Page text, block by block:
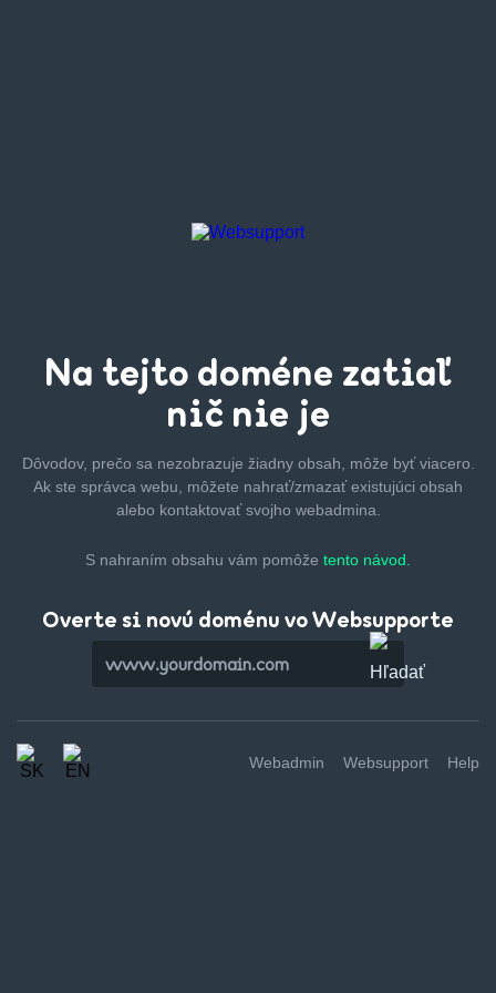
Na tejto doméne zatiaľ
nič nie je
Dôvodov, prečo sa nezobrazuje žiadny obsah, môže byťviacero.
Ak ste správca webu, môžete nahrať/zmazaťexistujúci obsah
alebo kontaktovať svojho webadmina.
S nahraním obsahu vám pomôže tento návod.
Overte si novú doménu vo Websupporte
Webadmin Websupport Help